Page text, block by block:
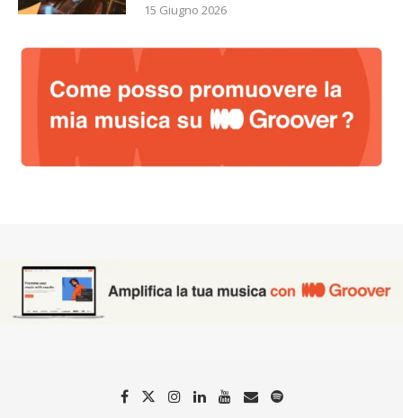
15 Giugno 2026